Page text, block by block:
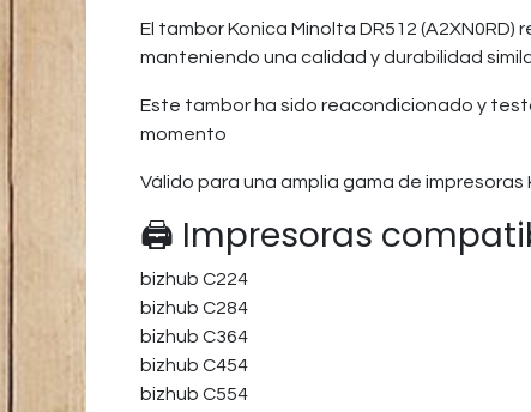
El tambor Konica Minolta DR512
manteniendo una calidad y durabilidad
Este tambor ha sido reacondicionado y
momento
Válido para una amplia gama de
🖨️ Impresoras
bizhub C224
bizhub C284
bizhub C364
bizhub C454
bizhub C554